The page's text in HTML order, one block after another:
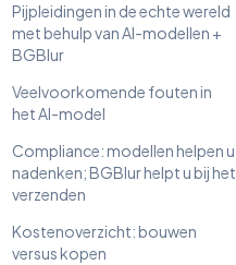
Pijpleidingen in de echte wereld
met behulp van AI-modellen +
BGBlur
Veelvoorkomende fouten in
het AI-model
Compliance: modellen helpen u
nadenken; BGBlur helpt u bij het
verzenden
Kostenoverzicht: bouwen
versus kopen